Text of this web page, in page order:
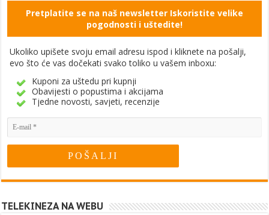
Pretplatite se na naš newsletter Iskoristite velike
pogodnosti i uštedite!
Ukoliko upišete svoju email adresu ispod i kliknete na pošalji,
evo što će vas dočekati svako toliko u vašem inboxu:
Kuponi za uštedu pri kupnji
Obavijesti o popustima i akcijama
Tjedne novosti, savjeti, recenzije
TELEKINEZA NA WEBU